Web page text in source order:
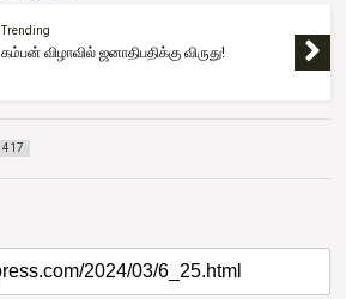
Trending
கம்பன் விழாவில் ஜனாதிபதிக்கு விருது!
417